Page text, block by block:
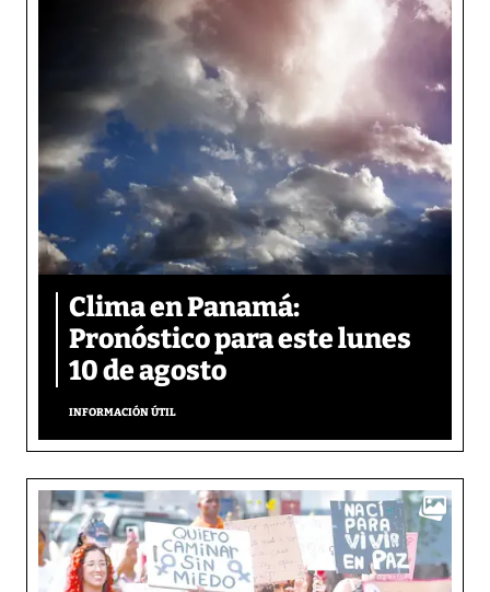
Clima en Panamá:
Pronóstico para este lunes
10 de agosto
INFORMACIÓN ÚTIL